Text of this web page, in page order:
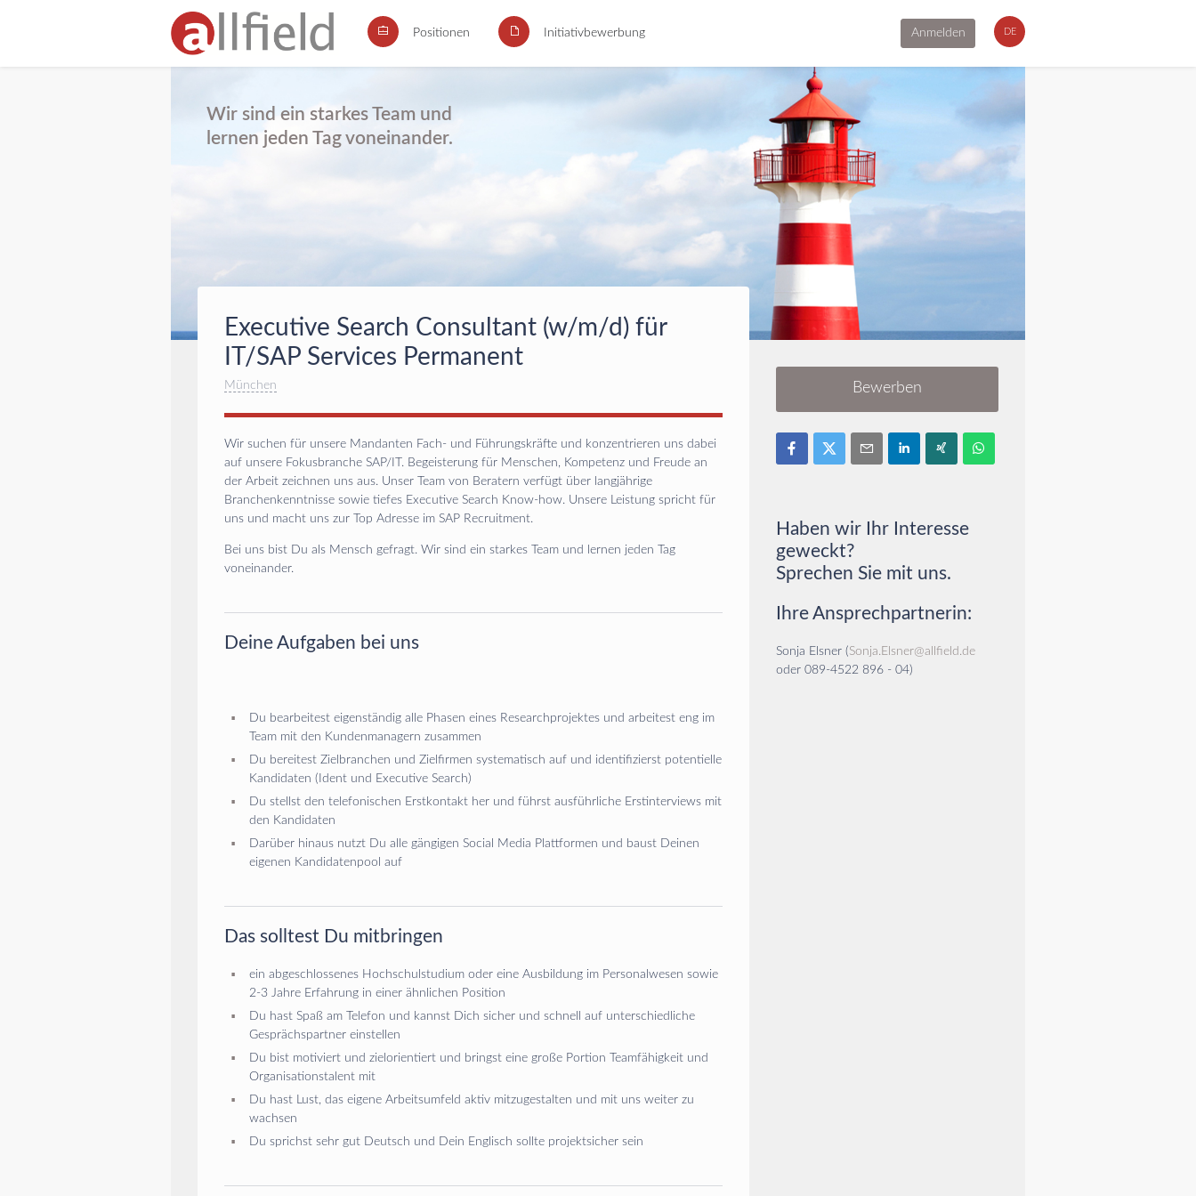
Anmelden DE
Positionen Initiativbewerbung
Wir sind ein starkes Team und
lernen jeden Tag voneinander.
Executive Search Consultant (w/m/d) für
IT/SAP Services Permanent
München
Wir suchen für unsere Mandanten Fach- und Führungskräfte und konzentrieren uns dabei
auf unsere Fokusbranche SAP/IT. Begeisterung für Menschen, Kompetenz und Freude an
der Arbeit zeichnen uns aus. Unser Team von Beratern verfügt über langjährige
Branchenkenntnisse sowie tiefes Executive Search Know-how. Unsere Leistung spricht für
uns und macht uns zur Top Adresse im SAP Recruitment.
Bei uns bist Du als Mensch gefragt. Wir sind ein starkes Team und lernen jeden Tag
voneinander.
Deine Aufgaben bei uns
Du bearbeitest eigenständig alle Phasen eines Researchprojektes und arbeitest eng im
Team mit den Kundenmanagern zusammen
Du bereitest Zielbranchen und Zielfirmen systematisch auf und identifizierst potentielle
Kandidaten (Ident und Executive Search)
Du stellst den telefonischen Erstkontakt her und führst ausführliche Erstinterviews mit
den Kandidaten
Darüber hinaus nutzt Du alle gängigen Social Media Plattformen und baust Deinen
eigenen Kandidatenpool auf
Das solltest Du mitbringen
ein abgeschlossenes Hochschulstudium oder eine Ausbildung im Personalwesen sowie
2-3 Jahre Erfahrung in einer ähnlichen Position
Du hast Spaß am Telefon und kannst Dich sicher und schnell auf unterschiedliche
Gesprächspartner einstellen
Du bist motiviert und zielorientiert und bringst eine große Portion Teamfähigkeit und
Organisationstalent mit
Du hast Lust, das eigene Arbeitsumfeld aktiv mitzugestalten und mit uns weiter zu
wachsen
Du sprichst sehr gut Deutsch und Dein Englisch sollte projektsicher sein
Bewerben
Haben wir Ihr Interesse
geweckt?
Sprechen Sie mit uns.
Ihre Ansprechpartnerin:
Sonja Elsner (Sonja.Elsner@allfield.de
oder 089-4522 896 - 04)